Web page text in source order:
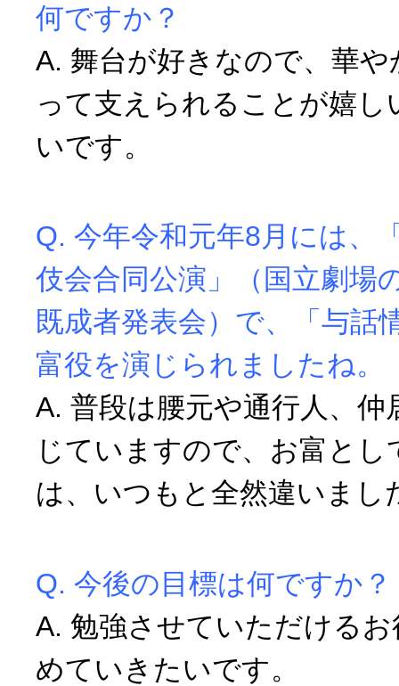
何ですか？
A. 舞台が好きなので、華
って支えられることが嬉
いです。
Q. 今年令和元年8月には、
伎会合同公演」（国立劇場
既成者発表会）で、「与話
富役を演じられましたね。
A. 普段は腰元や通行人、仲
じていますので、お富と
は、いつもと全然違いまし
Q. 今後の目標は何ですか？
A. 勉強させていただける
めていきたいです。